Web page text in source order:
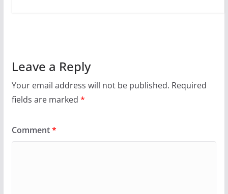
Leave a Reply
Your email address will not be published. Required
fields are marked *
Comment*